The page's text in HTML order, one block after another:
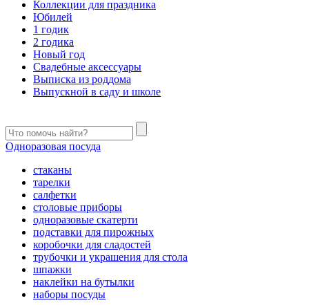
Коллекции для праздника
Юбилей
1 годик
2 годика
Новый год
Свадебные аксессуары
Выписка из роддома
Выпускной в саду и школе
Одноразовая посуда
стаканы
тарелки
салфетки
столовые приборы
одноразовые скатерти
подставки для пирожных
коробочки для сладостей
трубочки и украшения для стола
шпажки
наклейки на бутылки
наборы посуды